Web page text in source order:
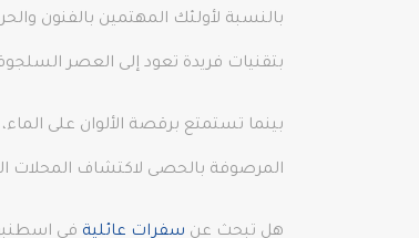
بالنسبة لأولئك المهتمين بالفنون
بتقنيات فريدة تعود إلى العصر
بينما تستمتع برقصة الألوان على
المرصوفة بالحصى لاكتشاف المحلات
هل تبحث عن سفرات عائلية في